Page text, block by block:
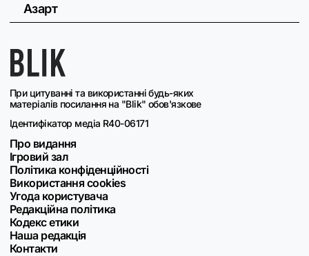
При цитуванні та використанні будь-яких
матеріалів посилання на "Blik" обов'язкове
Ідентифікатор медіа R40-06171
Про видання
Ігровий зал
Політика конфіденційності
Використання cookies
Угода користувача
Редакційна політика
Кодекс етики
Наша редакція
Контакти
Азарт